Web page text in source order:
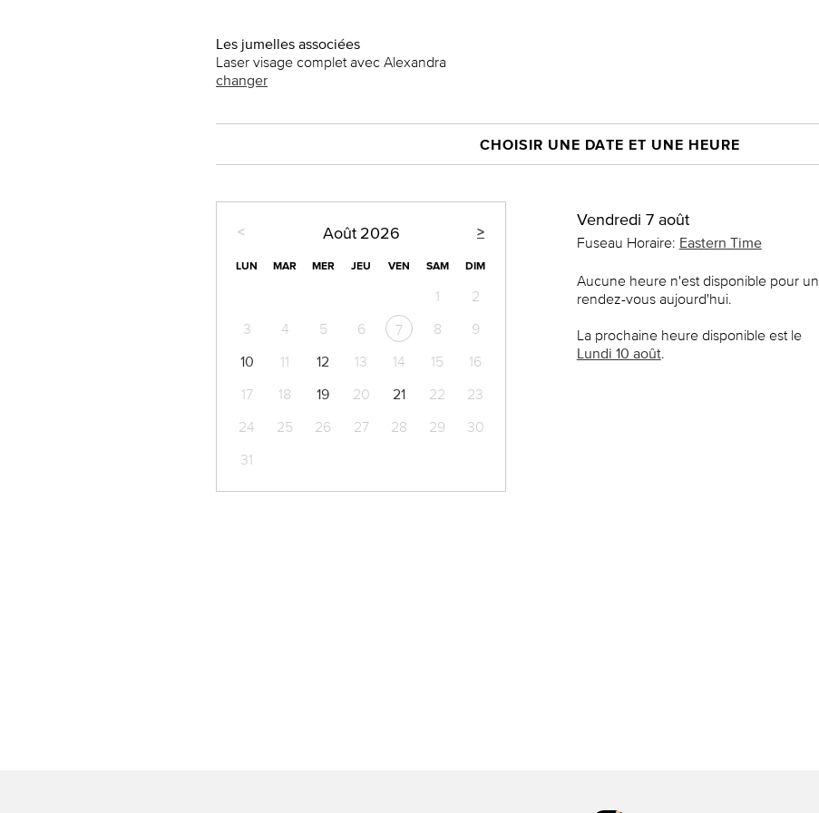
Les jumelles associées
Laser visage complet avec Alexandra
changer
CHOISIR UNE DATE ET UNE HEURE
< >
Août 2026
LUN MAR MER JEU VEN SAM DIM
1
2
3
4 5 6 7 8
9
10
11 12 13 14 15
16
17
18 19 20 21 22
23
24
25 26 27 28 29
30
31
Vendredi 7 août
Fuseau Horaire: Eastern Time
Aucune heure n'est disponible pour un
rendez-vous aujourd'hui.
La prochaine heure disponible est le
Lundi 10 août.